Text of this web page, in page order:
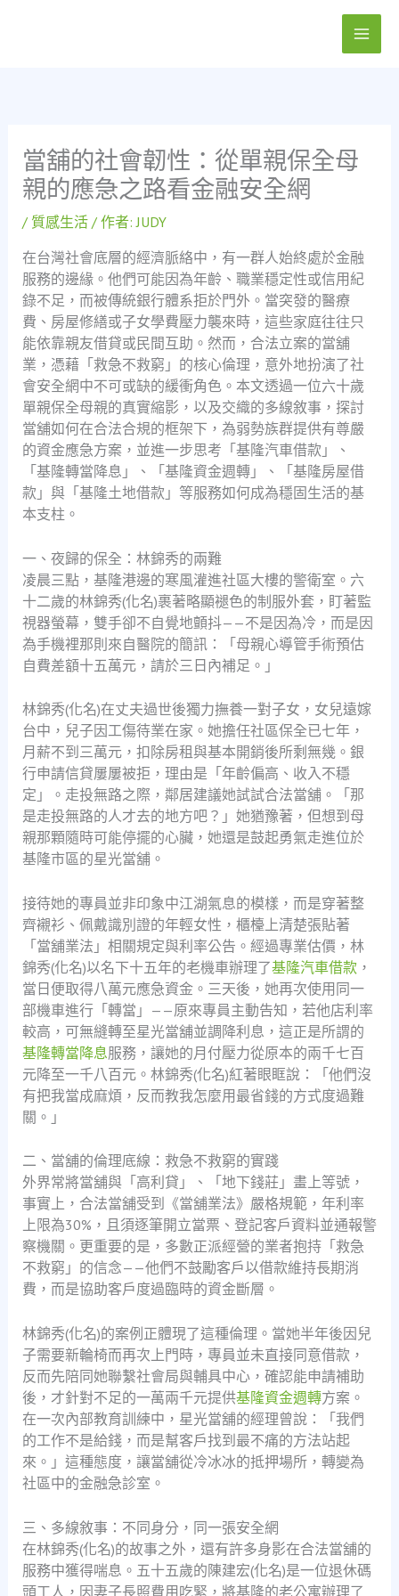
當舖的社會韌性：從單親保全母
親的應急之路看金融安全網
/ 質感生活/ 作者:JUDY
在台灣社會底層的經濟脈絡中，有一群人始終處於金融
服務的邊緣。他們可能因為年齡、職業穩定性或信用紀
錄不足，而被傳統銀行體系拒於門外。當突發的醫療
費、房屋修繕或子女學費壓力襲來時，這些家庭往往只
能依靠親友借貸或民間互助。然而，合法立案的當舖
業，憑藉「救急不救窮」的核心倫理，意外地扮演了社
會安全網中不可或缺的緩衝角色。本文透過一位六十歲
單親保全母親的真實縮影，以及交織的多線敘事，探討
當舖如何在合法合規的框架下，為弱勢族群提供有尊嚴
的資金應急方案，並進一步思考「基隆汽車借款」、
「基隆轉當降息」、「基隆資金週轉」、「基隆房屋借
款」與「基隆土地借款」等服務如何成為穩固生活的基
本支柱。
一、夜歸的保全：林錦秀的兩難
凌晨三點，基隆港邊的寒風灌進社區大樓的警衛室。六
十二歲的林錦秀(化名)裹著略顯褪色的制服外套，盯著監
視器螢幕，雙手卻不自覺地顫抖——不是因為冷，而是因
為手機裡那則來自醫院的簡訊：「母親心導管手術預估
自費差額十五萬元，請於三日內補足。」
林錦秀(化名)在丈夫過世後獨力撫養一對子女，女兒遠嫁
台中，兒子因工傷待業在家。她擔任社區保全已七年，
月薪不到三萬元，扣除房租與基本開銷後所剩無幾。銀
行申請信貸屢屢被拒，理由是「年齡偏高、收入不穩
定」。走投無路之際，鄰居建議她試試合法當舖。「那
是走投無路的人才去的地方吧？」她猶豫著，但想到母
親那顆隨時可能停擺的心臟，她還是鼓起勇氣走進位於
基隆市區的星光當舖。
接待她的專員並非印象中江湖氣息的模樣，而是穿著整
齊襯衫、佩戴識別證的年輕女性，櫃檯上清楚張貼著
「當舖業法」相關規定與利率公告。經過專業估價，林
錦秀(化名)以名下十五年的老機車辦理了基隆汽車借款，
當日便取得八萬元應急資金。三天後，她再次使用同一
部機車進行「轉當」——原來專員主動告知，若他店利率
較高，可無縫轉至星光當舖並調降利息，這正是所謂的
基隆轉當降息服務，讓她的月付壓力從原本的兩千七百
元降至一千八百元。林錦秀(化名)紅著眼眶說：「他們沒
有把我當成麻煩，反而教我怎麼用最省錢的方式度過難
關。」
二、當舖的倫理底線：救急不救窮的實踐
外界常將當舖與「高利貸」、「地下錢莊」畫上等號，
事實上，合法當舖受到《當舖業法》嚴格規範，年利率
上限為30%，且須逐筆開立當票、登記客戶資料並通報警
察機關。更重要的是，多數正派經營的業者抱持「救急
不救窮」的信念——他們不鼓勵客戶以借款維持長期消
費，而是協助客戶度過臨時的資金斷層。
林錦秀(化名)的案例正體現了這種倫理。當她半年後因兒
子需要新輪椅而再次上門時，專員並未直接同意借款，
反而先陪同她聯繫社會局與輔具中心，確認能申請補助
後，才針對不足的一萬兩千元提供基隆資金週轉方案。
在一次內部教育訓練中，星光當舖的經理曾說：「我們
的工作不是給錢，而是幫客戶找到最不痛的方法站起
來。」這種態度，讓當舖從冷冰冰的抵押場所，轉變為
社區中的金融急診室。
三、多線敘事：不同身分，同一張安全網
在林錦秀(化名)的故事之外，還有許多身影在合法當舖的
服務中獲得喘息。五十五歲的陳建宏(化名)是一位退休碼
頭工人，因妻子長照費用吃緊，將基隆的老公寓辦理了